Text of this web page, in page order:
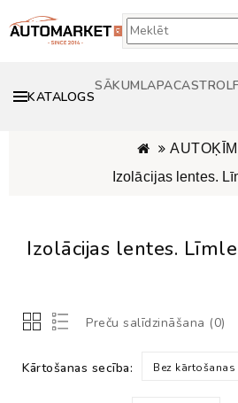
KATALOGS
SĀKUMLAPACASTROL
Izolācijas lentes.
Izolācijas lentes.
Preču salīdzināšana (0)
Kārtošanas secība: Bez kārtošanas